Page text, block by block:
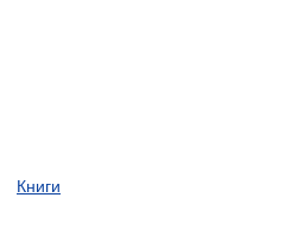
Книги